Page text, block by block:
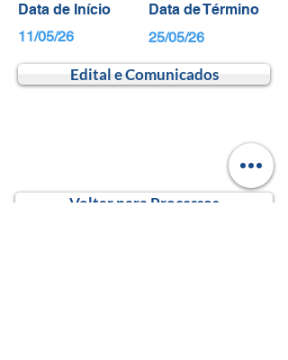
Data de Início
11/05/26
Data de Término
25/05/26
Edital e Comunicados
Voltar para Processos